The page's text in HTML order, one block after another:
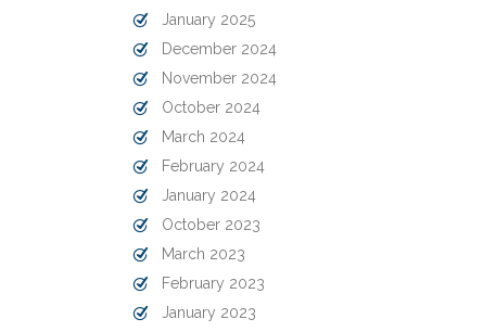
January 2025
December 2024
November 2024
October 2024
March 2024
February 2024
January 2024
October 2023
March 2023
February 2023
January 2023